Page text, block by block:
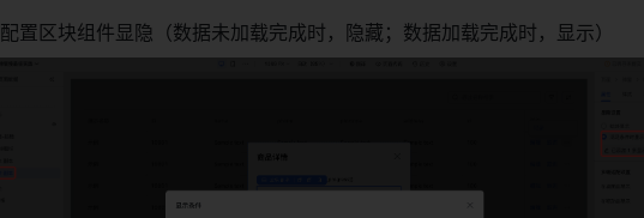
配置区块组件显隐（数据未加载完成时，隐藏；数据加载完成时，显示）